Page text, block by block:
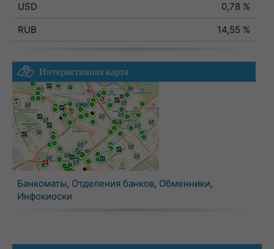
USD
0,78 %
RUB
14,55 %
Интерактивная карта
Банкоматы, Отделения банков, Обменники,
Инфокиоски